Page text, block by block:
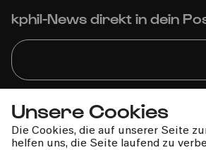
Unsere Cookies
Die Cookies, die auf unserer Seite
helfen uns, die Seite laufend zu
kphil-News direkt in dein
Wir gehen sorgfältig mit deinen Daten
unserenDatenschutzbestimmungen